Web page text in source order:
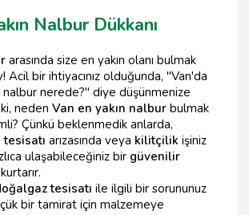
Nalbur Dükkanı
arasında size en yakın olanı bulmak
Acil bir ihtiyacınız olduğunda, "Van'da
nalbur nerede?" diye düşünmenize
neden Van en yakın nalbur bulmak
Çünkü beklenmedik anlarda,
tesisatı arızasında veya kilitçilik işiniz
ulaşabileceğiniz bir güvenilir
tesisatı ile ilgili bir sorununuz
bir tamirat için malzemeye